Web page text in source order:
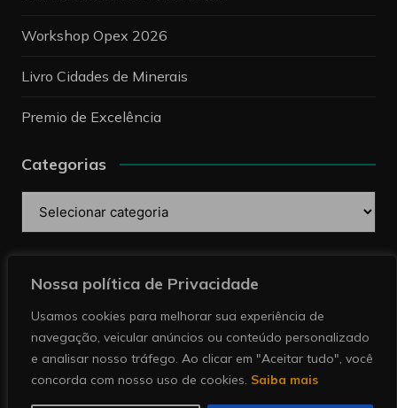
Nossa política de Privacidade
Usamos cookies para melhorar sua experiência de
navegação, veicular anúncios ou conteúdo personalizado
e analisar nosso tráfego. Ao clicar em "Aceitar tudo", você
concorda com nosso uso de cookies. Saiba mais
Workshop Opex 2026
Livro Cidades de Minerais
Premio de Excelência
Categorias